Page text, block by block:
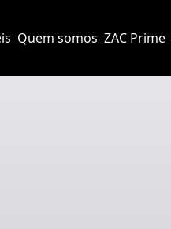
Quem somos ZAC Prime